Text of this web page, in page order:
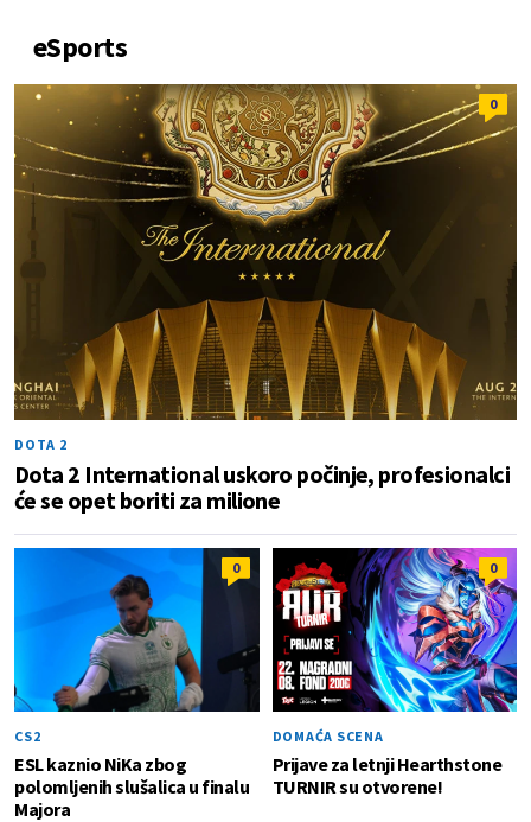
eSports
0
DOTA 2
Dota 2 International uskoro počinje, profesionalci
će se opet boriti za milione
0
CS2
ESL kaznio NiKa zbog
polomljenih slušalica u finalu
Majora
0
DOMAĆA SCENA
Prijave za letnji Hearthstone
TURNIR su otvorene!